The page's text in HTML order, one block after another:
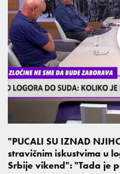
"PUCALI SU IZNAD
stravičnim iskustvima u
Srbije vikend": "Tada je